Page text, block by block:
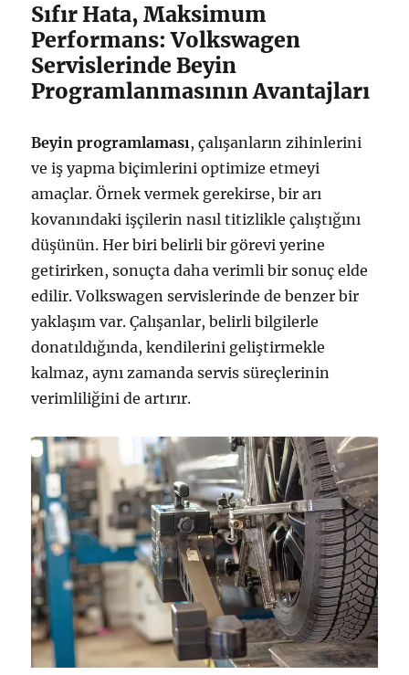
Sıfır Hata, Maksimum
Performans: Volkswagen
Servislerinde Beyin
Programlanmasının Avantajları
Beyin programlaması, çalışanların zihinlerini
ve iş yapma biçimlerini optimize etmeyi
amaçlar. Örnek vermek gerekirse, bir arı
kovanındaki işçilerin nasıl titizlikle çalıştığını
düşünün. Her biri belirli bir görevi yerine
getirirken, sonuçta daha verimli bir sonuç elde
edilir. Volkswagen servislerinde de benzer bir
yaklaşım var. Çalışanlar, belirli bilgilerle
donatıldığında, kendilerini geliştirmekle
kalmaz, aynı zamanda servis süreçlerinin
verimliliğini de artırır.